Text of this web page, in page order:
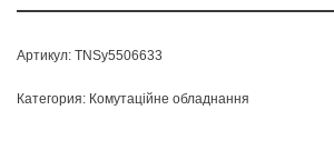
Артикул: TNSy5506633
Категория: Комутаційне обладнання